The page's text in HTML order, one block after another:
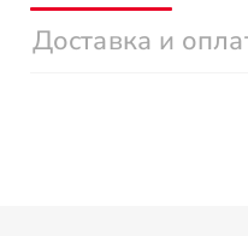
Доставка и